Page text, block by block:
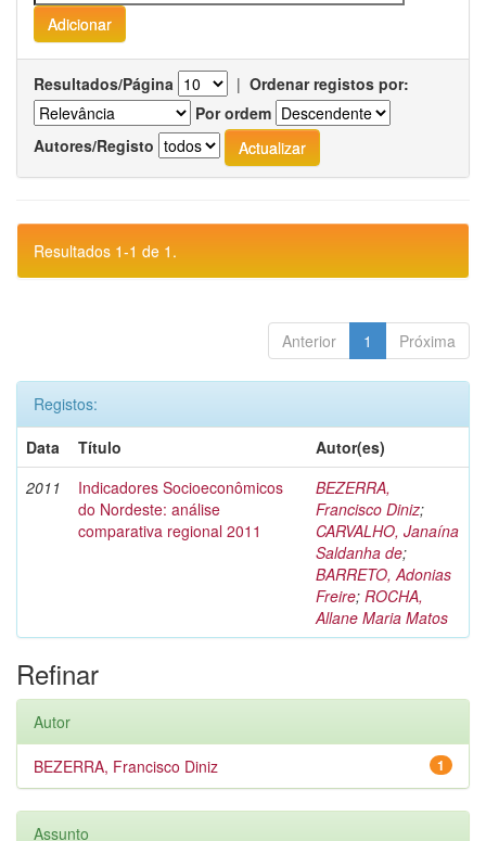
Resultados/Página | Ordenar registos por:
Por ordem
Autores/Registo
Resultados 1-1 de 1.
Anterior 1 Próxima
Registos:
Data
Título
Autor(es)
2011
Indicadores Socioeconômicos
do Nordeste: análise
comparativa regional 2011
BEZERRA,
Francisco Diniz;
CARVALHO, Janaína
Saldanha de;
BARRETO, Adonias
Freire; ROCHA,
Allane Maria Matos
Refinar
Autor
1
BEZERRA, Francisco Diniz
Assunto